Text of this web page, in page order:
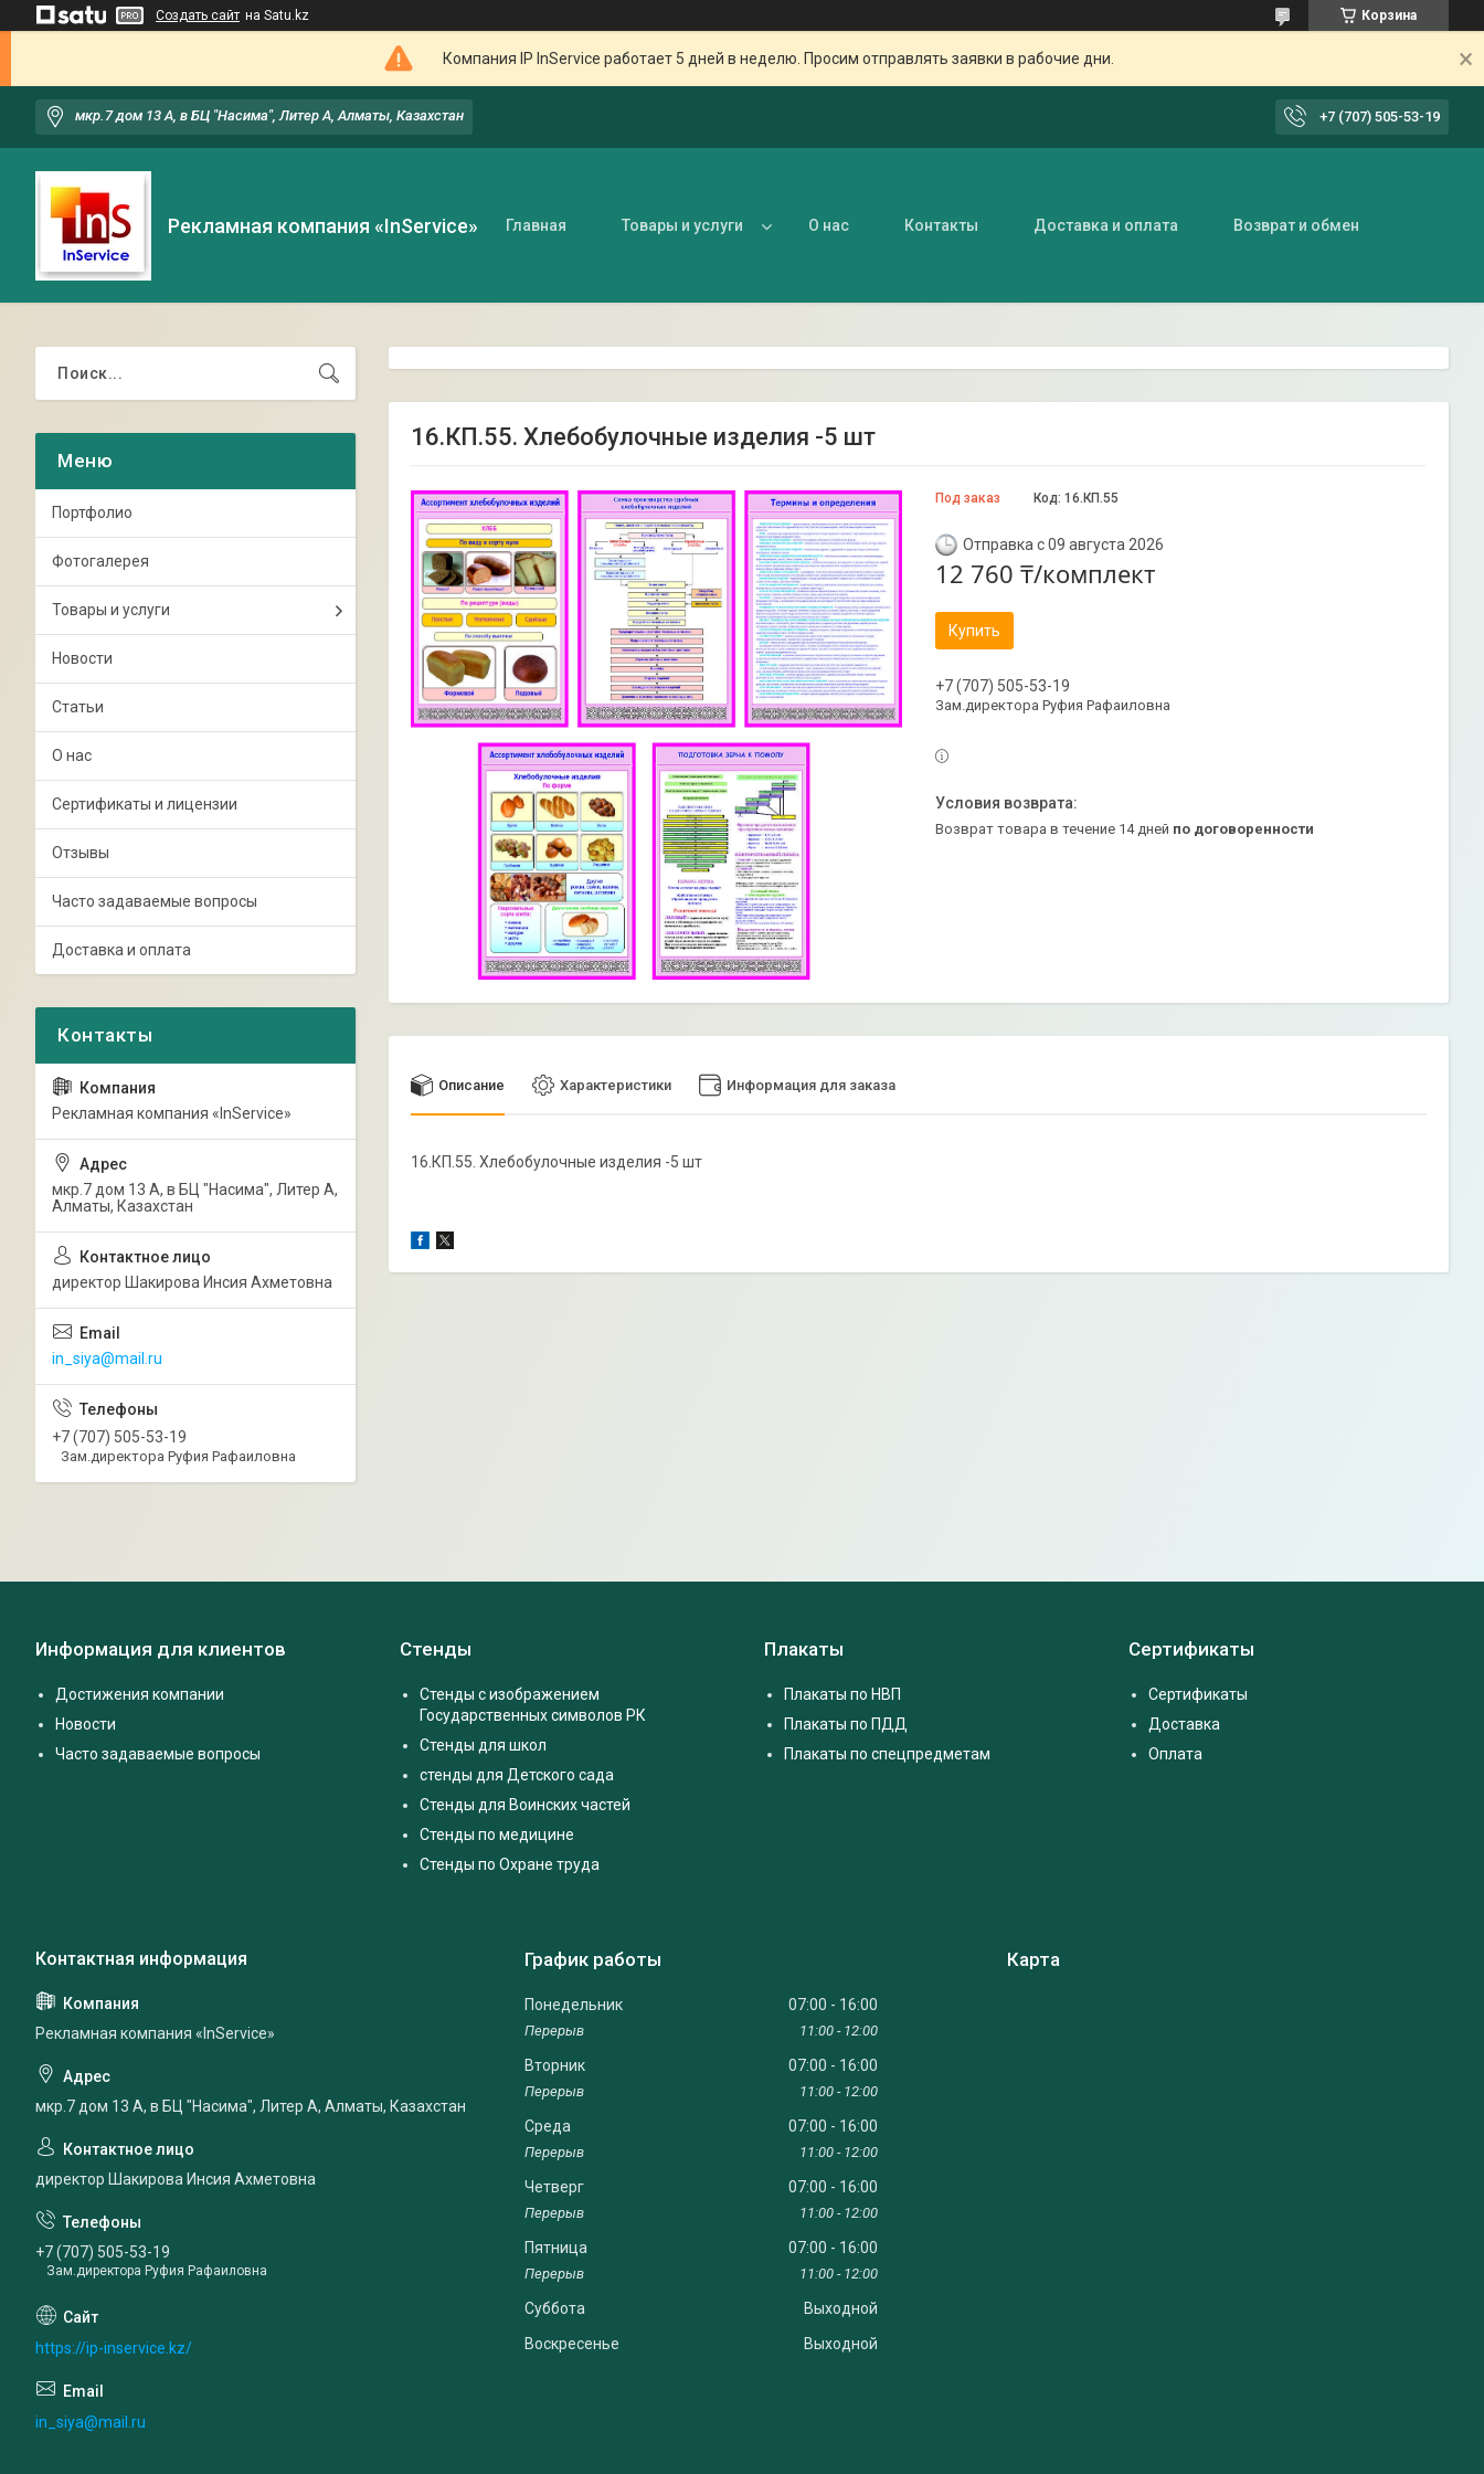
Создать сайт на Satu.kz Корзина
Компания IP InService работает 5 дней в неделю. Просим отправлять заявки в рабочие дни.
мкр.7 дом 13 А, в БЦ "Насима", Литер А, Алматы, Казахстан +7 (707) 505-53-19
Рекламная компания «InService» Главная Товары и услуги О нас Контакты Доставка и оплата Возврат и обмен
16.КП.55. Хлебобулочные изделия -5 шт
Под заказ Код: 16.КП.55
Отправка с 09 августа 2026
12 760 ₸/комплект
Купить
+7 (707) 505-53-19
Зам.директора Руфия Рафаиловна
возврат товара в течение 14 дней по договоренности
Описание Характеристики Информация для заказа
16.КП.55. Хлебобулочные изделия -5 шт
Портфолио
Фотогалерея
Товары и услуги
Новости
Статьи
О нас
Сертификаты и лицензии
Отзывы
Часто задаваемые вопросы
Доставка и оплата
Рекламная компания «InService»
мкр.7 дом 13 А, в БЦ "Насима", Литер А,
Алматы, Казахстан
директор Шакирова Инсия Ахметовна
in_siya@mail.ru
+7 (707) 505-53-19
Зам.директора Руфия Рафаиловна
Информация для клиентов
Достижения компании
Новости
Часто задаваемые вопросы
Стенды
Стенды с изображением
Государственных символов РК
Стенды для школ
стенды для Детского сада
Стенды для Воинских частей
Стенды по медицине
Стенды по Охране труда
Плакаты
Плакаты по НВП
Плакаты по ПДД
Плакаты по спецпредметам
Сертификаты
Сертификаты
Доставка
Оплата
Рекламная компания «InService»
мкр.7 дом 13 А, в БЦ "Насима", Литер А, Алматы, Казахстан
директор Шакирова Инсия Ахметовна
+7 (707) 505-53-19
Зам.директора Руфия Рафаиловна
https://ip-inservice.kz/
in_siya@mail.ru
График работы
Понедельник 07:00 16:00
11:00 12:00
Вторник 07:00 16:00
11:00 12:00
Среда 07:00 16:00
11:00 12:00
Четверг 07:00 16:00
11:00 12:00
Пятница 07:00 16:00
11:00 12:00
Суббота
Выходной
Воскресенье
Выходной
Карта